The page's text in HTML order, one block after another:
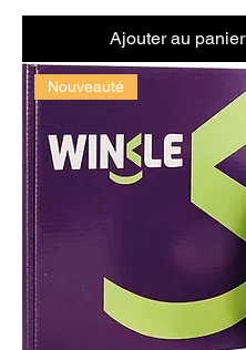
Ajouter au panier
Nouveauté